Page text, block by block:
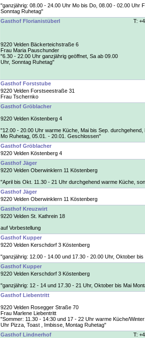
"ganzjährig: 08.00 - 24.00 Uhr Mo bis Do, 08.00 - 02.00 Uhr
Sonntag Ruhetag"
Gasthof Florianistüberl
T:
9220 Velden Bäckerteichstraße 6
Frau Maria Pauschunder
"6.30 - 22.00 Uhr ganzjährig geöffnet, Sa ab 09.00
Uhr, Sonntag Ruhetag"
Gasthof Forststube
9220 Velden Forstseestraße 31
Frau Tschernko
Gasthof Gröblacher
9220 Velden Köstenberg 4
"12.00 - 20.00 Uhr warme Küche, Mai bis Sep.
Mo Ruhetag, 05.01. - 20.01. Geschlossen"
Gasthof Gröblacher
9220 Velden Köstenberg 4
Gasthof Jäger
9220 Velden Oberwinklern 11 Köstenberg
"April bis Okt. 11.30 - 21 Uhr durchgehend warme Küche,
Gasthof Jäger
9220 Velden Oberwinklern 11 Köstenberg
Gasthof Kreuzwirt
9220 Velden St. Kathrein 18
auf Vorbestellung
Gasthof Kupper
9220 Velden Kerschdorf 3 Köstenberg
"ganzjährig: 12.00 - 14.00 und 17.30 - 20.00 Uhr, Oktober
Gasthof Kupper
9220 Velden Kerschdorf 3 Köstenberg
"ganzjährig: 12 - 14 und 17.30 - 21 Uhr, Oktober bis Mai
Gasthof Liebentritt
9220 Velden Rosegger Straße 70
Frau Marlene Liebentritt
"Sommer: 11.30 - 14:30 und 17 - 22 Uhr warme Küche/
Uhr Pizza, Toast , Imbisse, Montag Ruhetag"
Gasthof Lindnerhof
T: